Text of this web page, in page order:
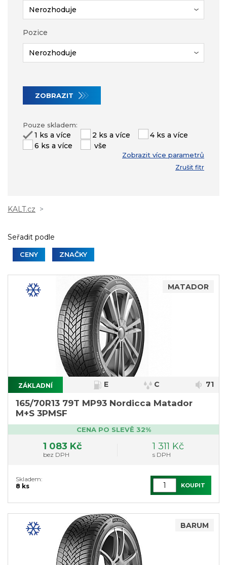
Pozice
ZOBRAZIT
Pouze skladem:
1 ks a více 2 ks a více
4 ks a více
6 ks a více
vše
Zrušit fitr
KALT.cz
Seřadit podle
CENY ZNAČKY
MATADOR
ZÁKLADNÍ E C 71
165/70R13 79T MP93 Nordicca Matador
M+S 3PMSF
CENA PO SLEVĚ 32%
1 083 Kč
bez DPH
1 311 Kč
s DPH
Skladem:
8 ks
KOUPIT
BARUM